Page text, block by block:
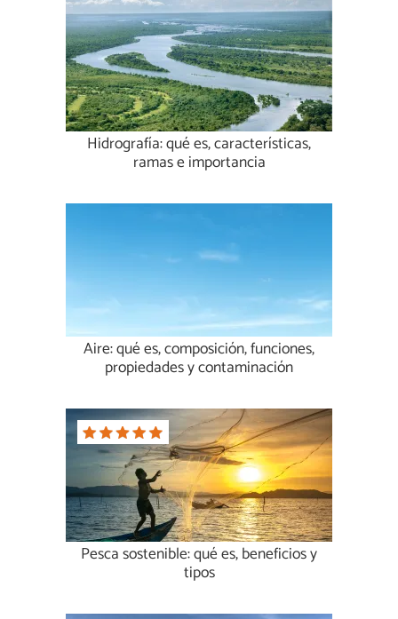
Hidrografía: qué es, características,
ramas e importancia
Aire: qué es, composición, funciones,
propiedades y contaminación
Pesca sostenible: qué es, beneficios y
tipos